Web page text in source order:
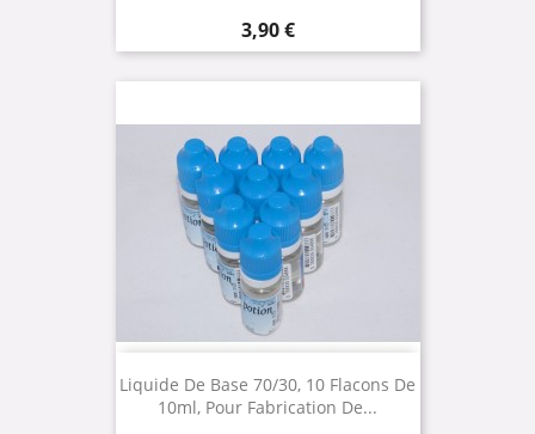
Prix
3,90 €
Liquide De Base 70/30, 10 Flacons De
10ml, Pour Fabrication De...